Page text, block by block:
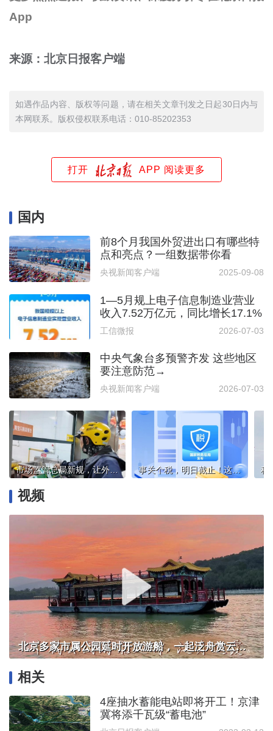
App
来源：北京日报客户端
如遇作品内容、版权等问题，请在相关文章刊发之日起30日内与
本网联系。版权侵权联系电话：010-85202353
打开 APP 阅读更多
国内
前8个月我国外贸进出口有哪些特
点和亮点？一组数据带你看
央视新闻客户端 2025-09-08
1—5月规上电子信息制造业营业
收入7.52万亿元，同比增长17.1%
工信微报 2026-07-03
中央气象台多预警齐发 这些地区
要注意防范→
央视新闻客户端 2026-07-03
市场监管总局新规，让外卖行业告别“内卷式”竞争 事关个税，明日截止！这两种情况要重点留意
视频
北京多家市属公园延时开放游船，一起泛舟赏云霞！
相关
4座抽水蓄能电站即将开工！京津
冀将添千瓦级“蓄电池”